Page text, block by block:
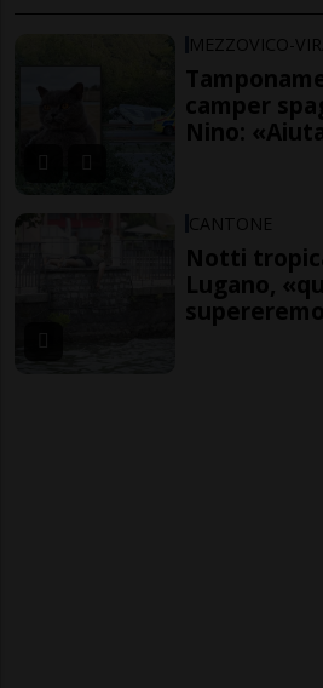
MEZZOVICO-
camper
Nino:
CANTONE
Notti
Lugano,